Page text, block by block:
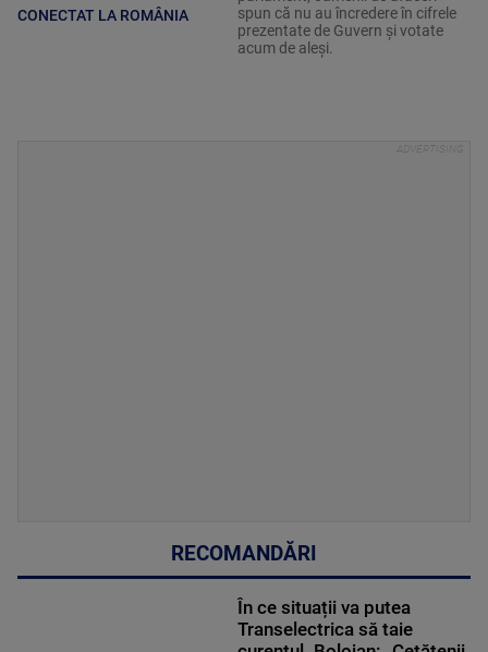
CONECTAT LA ROMÂNIA
spun că nu au încredere în cifrele
prezentate de Guvern și votate
acum de aleși.
RECOMANDĂRI
În ce situații va putea
Transelectrica să taie